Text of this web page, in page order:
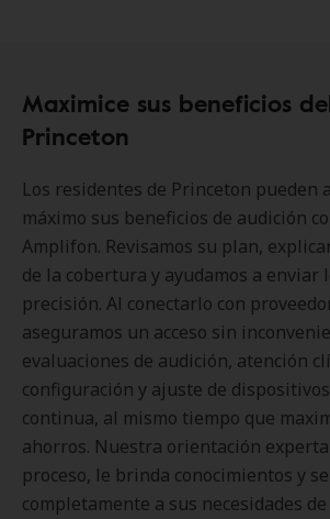
Maximice sus beneficios
Princeton
Los residentes de Princeton pueden
máximo sus beneficios de audición
Amplifon. Revisamos su plan,
de la cobertura y ayudamos a enviar
precisión. Al conectarlo con
aseguramos un acceso sin
evaluaciones de audición, atención
configuración y ajuste de
continua, al mismo tiempo que
ahorros. Nuestra orientación
proceso, le brinda conocimientos y
completamente a sus necesidades